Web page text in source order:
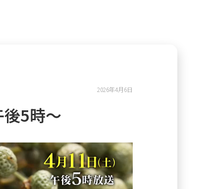
2026年4月6日
5時～